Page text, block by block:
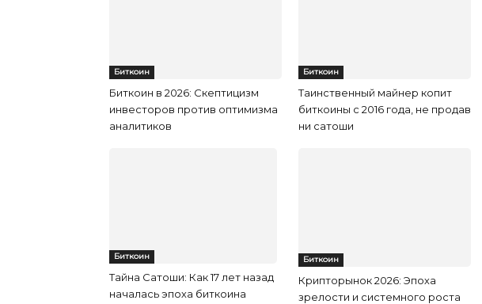
Биткоин
Биткоин в 2026: Скептицизм
инвесторов против оптимизма
аналитиков
Биткоин
Таинственный майнер копит
биткоины с 2016 года, не продав
ни сатоши
Биткоин
Тайна Сатоши: Как 17 лет назад
началась эпоха биткоина
Биткоин
Крипторынок 2026: Эпоха
зрелости и системного роста